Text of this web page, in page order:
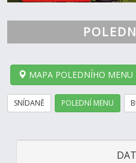
MAPA POLEDNÍHO MENU
SNÍDANĚ POLEDNÍ MENU